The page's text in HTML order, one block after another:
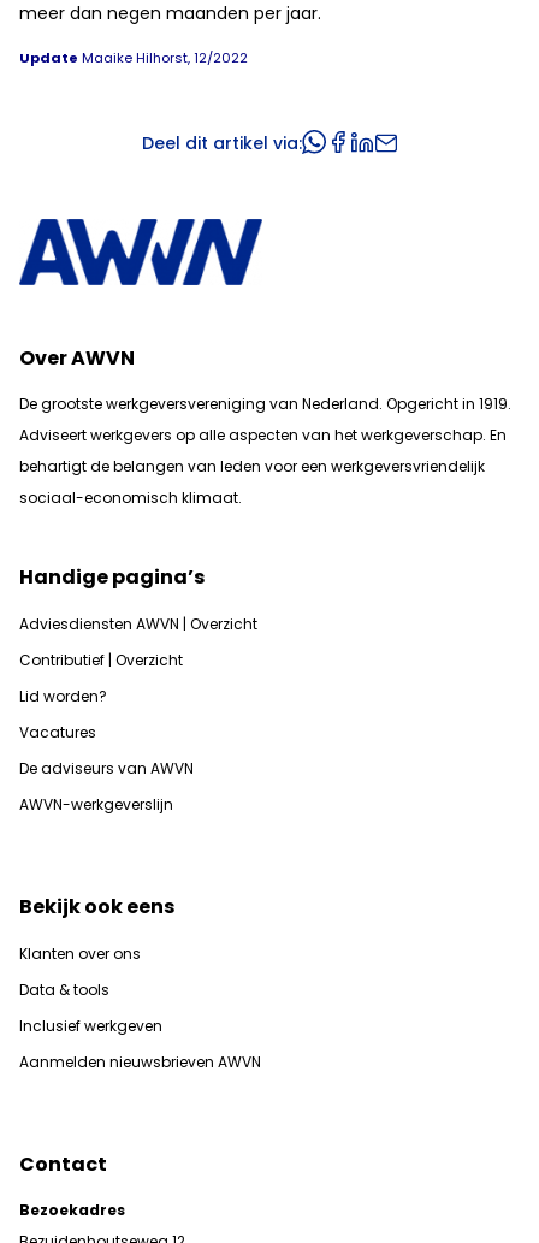
meer dan negen maanden per jaar.
Update Maaike Hilhorst, 12/2022
Deel dit artikel via:
Over AWVN
De grootste werkgeversvereniging van Nederland. Opgericht in 1919.
Adviseert werkgevers op alle aspecten van het werkgeverschap. En
behartigt de belangen van leden voor een werkgeversvriendelijk
sociaal-economisch klimaat.
Handige pagina’s
Adviesdiensten AWVN | Overzicht
Contributief | Overzicht
Lid worden?
Vacatures
De adviseurs van AWVN
AWVN-werkgeverslijn
Bekijk ook eens
Klanten over ons
Data & tools
Inclusief werkgeven
Aanmelden nieuwsbrieven AWVN
Contact
Bezoekadres